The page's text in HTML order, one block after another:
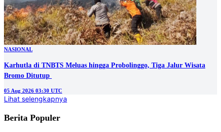
NASIONAL
Karhutla di TNBTS Meluas hingga Probolinggo, Tiga Jalur Wisata
05 Aug 2026 03:30 UTC
Lihat selengkapnya
Berita Populer